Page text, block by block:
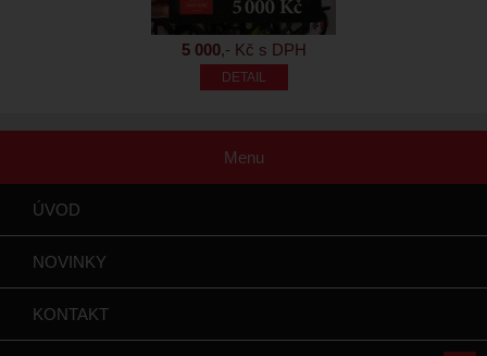
5 000,- Kč s DPH
Menu
ÚVOD
NOVINKY
KONTAKT